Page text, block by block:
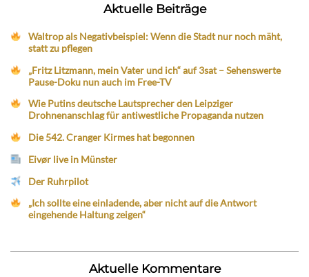
Aktuelle Beiträge
Waltrop als Negativbeispiel: Wenn die Stadt nur noch mäht,
statt zu pflegen
„Fritz Litzmann, mein Vater und ich“ auf 3sat – Sehenswerte
Pause-Doku nun auch im Free-TV
Wie Putins deutsche Lautsprecher den Leipziger
Drohnenanschlag für antiwestliche Propaganda nutzen
Die 542. Cranger Kirmes hat begonnen
Eivør live in Münster
Der Ruhrpilot
„Ich sollte eine einladende, aber nicht auf die Antwort
eingehende Haltung zeigen“
Aktuelle Kommentare